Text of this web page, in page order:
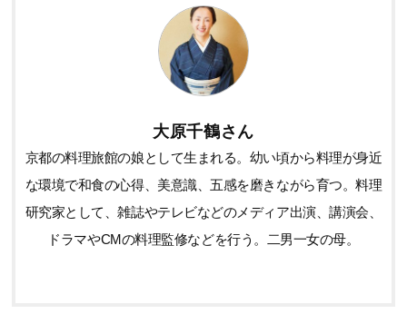
大原千鶴さん
京都の料理旅館の娘として生まれる。幼い頃から料理が身近
な環境で和食の心得、美意識、五感を磨きながら育つ。料理
研究家として、雑誌やテレビなどのメディア出演、講演会、
ドラマやCMの料理監修などを行う。二男一女の母。